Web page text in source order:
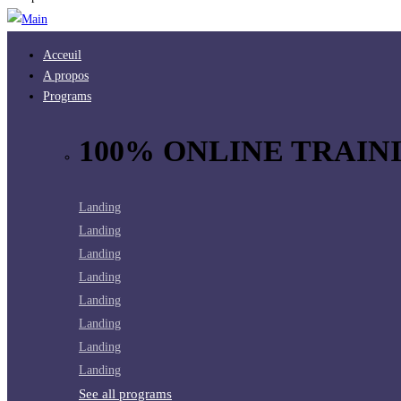
Acceuil
A propos
Programs
100% ONLINE
Landing
Landing
Landing
Landing
Landing
Landing
Landing
Landing
See all programs